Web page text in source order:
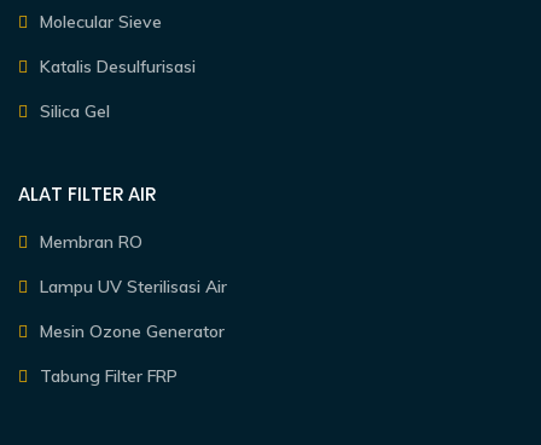
Molecular Sieve
Katalis Desulfurisasi
Silica Gel
ALAT FILTER AIR
Membran RO
Lampu UV Sterilisasi Air
Mesin Ozone Generator
Tabung Filter FRP